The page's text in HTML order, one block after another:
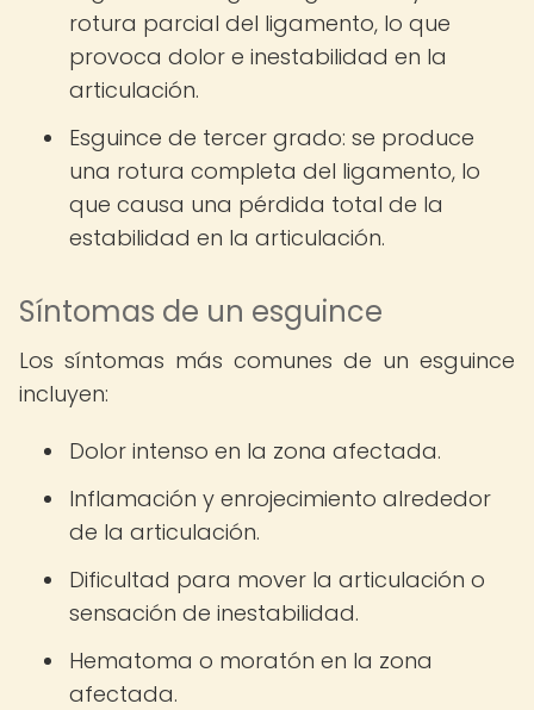
rotura parcial del ligamento, lo que
provoca dolor e inestabilidad en la
articulación.
Esguince de tercer grado: se produce
una rotura completa del ligamento, lo
que causa una pérdida total de la
estabilidad en la articulación.
Síntomas de un esguince
Los síntomas más comunes de un esguince
incluyen:
Dolor intenso en la zona afectada.
Inflamación y enrojecimiento alrededor
de la articulación.
Dificultad para mover la articulación o
sensación de inestabilidad.
Hematoma o moratón en la zona
afectada.